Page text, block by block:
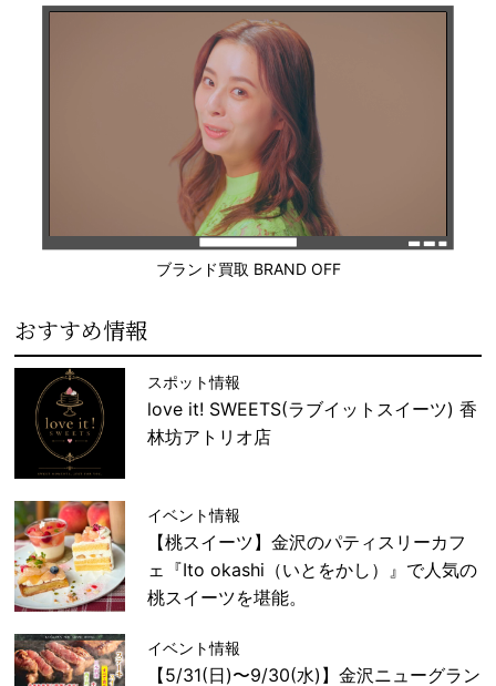
ブランド買取 BRAND OFF
おすすめ情報
スポット情報
love it! SWEETS(ラブイットスイーツ) 香
林坊アトリオ店
イベント情報
【桃スイーツ】金沢のパティスリーカフ
ェ『Ito okashi（いとをかし）』で人気の
桃スイーツを堪能。
イベント情報
【5/31(日)〜9/30(水)】金沢ニューグラン